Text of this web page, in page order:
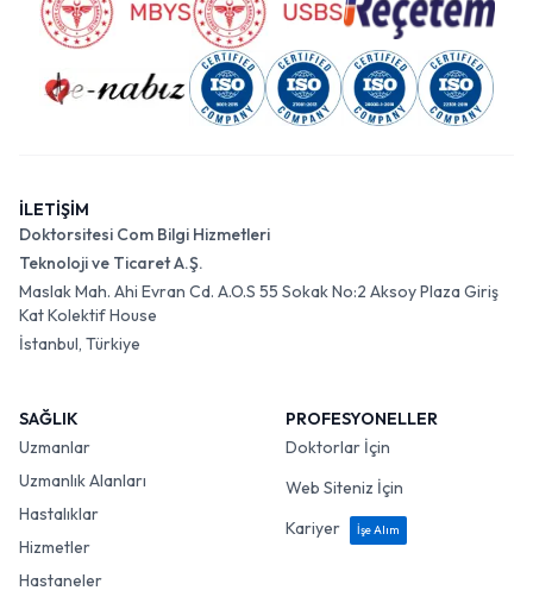
İLETİŞİM
Doktorsitesi Com Bilgi Hizmetleri
Teknoloji ve Ticaret A.Ş.
Maslak Mah. Ahi Evran Cd. A.O.S 55 Sokak No:2 Aksoy Plaza Giriş
Kat Kolektif House
İstanbul, Türkiye
SAĞLIK
Uzmanlar
Uzmanlık Alanları
Hastalıklar
Hizmetler
Hastaneler
PROFESYONELLER
Doktorlar İçin
Web Siteniz İçin
Kariyer
İşe Alım